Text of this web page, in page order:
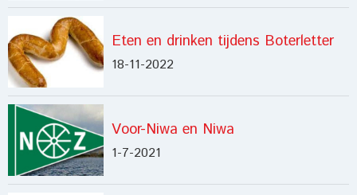
Eten en drinken tijdens Boterletter
18-11-2022
Voor-Niwa en Niwa
1-7-2021